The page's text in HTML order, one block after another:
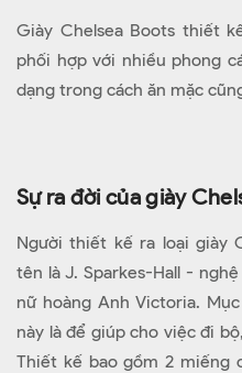
Giày Chelsea Boots thiết
phối hợp với nhiều phong
dạng trong cách ăn mặc
Sự ra đời của giày
Người thiết kế ra loại giày
tên là J. Sparkes-Hall -
nữ hoàng Anh Victoria.
này là để giúp cho việc đi
Thiết kế bao gồm 2 miếng